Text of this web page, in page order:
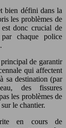
bien défini dans la
les problèmes de
donc crucial de
chaque police
de garantir
qui affectent
sa destination (par
des fissures
les problèmes de
le chantier.
en cours de